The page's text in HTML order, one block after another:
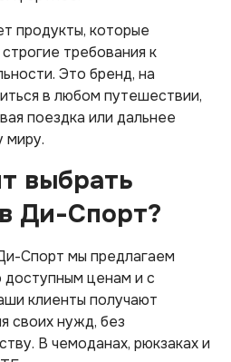
продукты, которые
требования к
Это бренд, на
в любом путешествии,
поездка или дальнее
миру.
выбрать
Ди-Спорт?
Спорт мы предлагаем
доступным ценам и с
клиенты получают
своих нужд, без
В чемоданах, рюкзаках и